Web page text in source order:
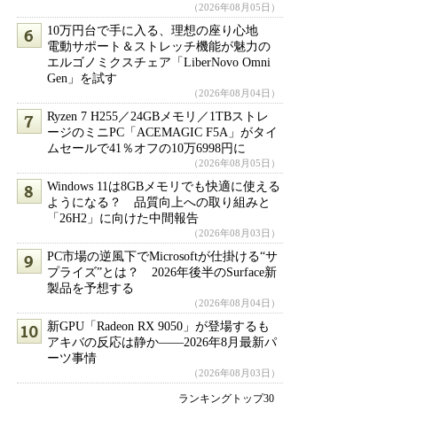
（2026年08月05日）
10万円台で手に入る、理想の座り心地
電動サポート＆ストレッチ機能が魅力の
エルゴノミクスチェア「LiberNovo Omni
Gen」を試す
（2026年08月04日）
Ryzen 7 H255／24GBメモリ／1TBストレ
ージのミニPC「ACEMAGIC F5A」がタイ
ムセールで41％オフの10万6998円に
（2026年08月05日）
Windows 11は8GBメモリでも快適に使える
ようになる？ 品質向上への取り組みと
「26H2」に向けた中間報告
（2026年08月03日）
PC市場の逆風下でMicrosoftが仕掛ける“サ
プライズ”とは？ 2026年後半のSurface新
製品を予想する
（2026年08月04日）
新GPU「Radeon RX 9050」が登場するも
アキバの反応は静か――2026年8月最新パ
ーツ事情
（2026年08月03日）
ランキングトップ30